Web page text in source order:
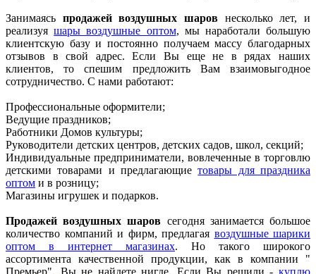
Занимаясь продажей воздушных шаров несколько лет, и
реализуяшары воздушные оптом, мы наработали большую
клиентскую базу и постоянно получаем массу благодарных
отзывов в свой адрес. Если Вы еще не в рядах наших
клиентов, то спешим предложить Вам взаимовыгодное
сотрудничество. С нами работают:
Профессиональные оформители;
Ведущие праздников;
Работники Домов культуры;
Руководители детских центров, детских садов, школ, секций;
Индивидуальные предприниматели, вовлеченные в торговлю
детскими товарами и предлагающиетовары для праздника
оптом и в розницу;
Магазины игрушек и подарков.
Продажей воздушных шаров сегодня занимается большое
количество компаний и фирм, предлагая воздушные шарики
оптом в интернет магазинах. Но такого широкого
ассортимента качественной продукции, как в компании "